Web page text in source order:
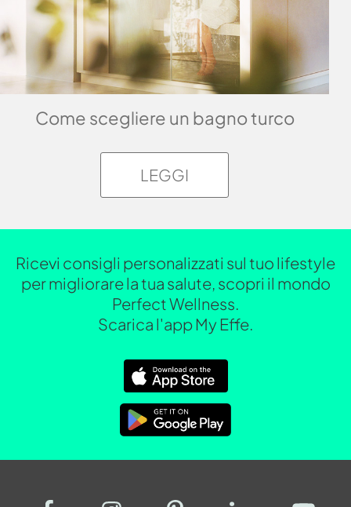
Come scegliere un bagno turco
LEGGI
Ricevi consigli personalizzati sul tuo lifestyle
per migliorare la tua salute, scopri il mondo
Perfect Wellness.
Scarica l'app My Effe.